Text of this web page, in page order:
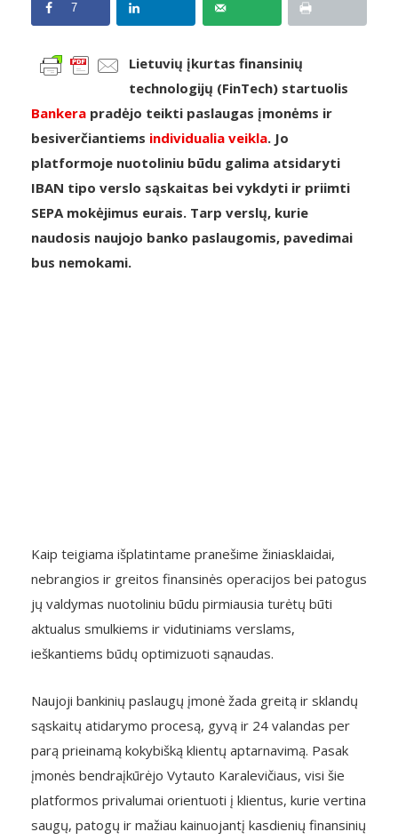
7
Lietuvių įkurtas finansinių
technologijų (FinTech) startuolis
Bankera pradėjo teikti paslaugas įmonėms ir
besiverčiantiems individualia veikla. Jo
platformoje nuotoliniu būdu galima atsidaryti
IBAN tipo verslo sąskaitas bei vykdyti ir priimti
SEPA mokėjimus eurais. Tarp verslų, kurie
naudosis naujojo banko paslaugomis, pavedimai
bus nemokami.
Kaip teigiama išplatintame pranešime žiniasklaidai,
nebrangios ir greitos finansinės operacijos bei patogus
jų valdymas nuotoliniu būdu pirmiausia turėtų būti
aktualus smulkiems ir vidutiniams verslams,
ieškantiems būdų optimizuoti sąnaudas.
Naujoji bankinių paslaugų įmonė žada greitą ir sklandų
sąskaitų atidarymo procesą, gyvą ir 24 valandas per
parą prieinamą kokybišką klientų aptarnavimą. Pasak
įmonės bendraįkūrėjo Vytauto Karalevičiaus, visi šie
platformos privalumai orientuoti į klientus, kurie vertina
saugų, patogų ir mažiau kainuojantį kasdienių finansinių